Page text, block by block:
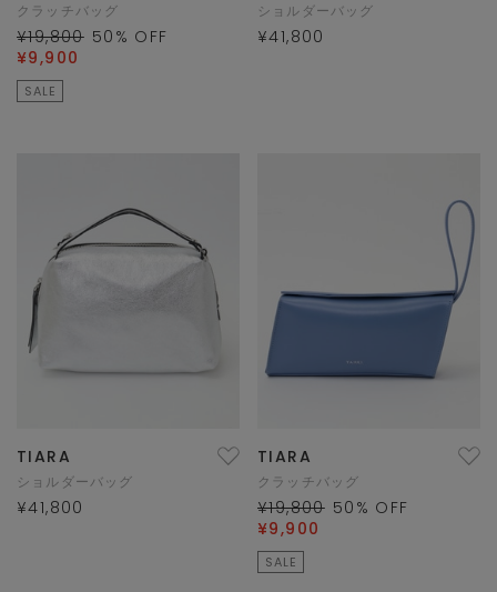
クラッチバッグ
¥19,800 50 % OFF
¥9,900
SALE
ショルダーバッグ
¥41,800
TIARA
ショルダーバッグ
¥41,800
TIARA
クラッチバッグ
¥19,800 50 % OFF
¥9,900
SALE